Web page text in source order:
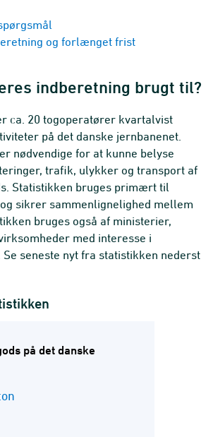
og forlænget frist
indberetning brugt til?
ca. 20 togoperatører kvartalvist
på det danske jernbanenet.
nødvendige for at kunne belyse
trafik, ulykker og transport af
Statistikken bruges primært til
sikrer sammenlignelighed mellem
bruges også af ministerier,
med interesse i
seneste nyt fra statistikken nederst
på det danske